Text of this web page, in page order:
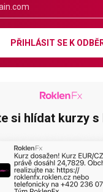
PŘIHLÁSIT SE K
si hlídat kurzy s